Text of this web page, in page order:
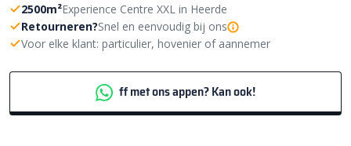
2500m²Experience Centre XXL in Heerde
Retourneren?Snel en eenvoudig bij ons
Voor elke klant: particulier, hovenier of aannemer
ff met ons appen? Kan ook!